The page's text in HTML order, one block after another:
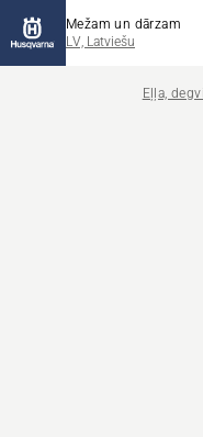
Mežam un dārzam
LV, Latviešu
Eļļa,